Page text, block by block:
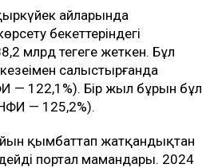
айларында
бекеттеріндегі
млрд теңгеге жеткен. Бұл
салыстырғанда
— 122,1%). Бір жыл бұрын бұл
— 125,2%).
қымбаттап жатқандықтан
портал мамандары. 2024